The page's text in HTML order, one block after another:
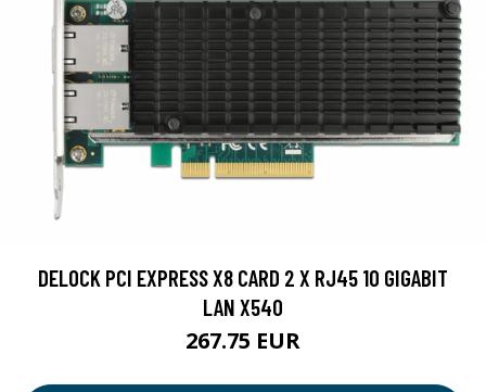
DELOCK PCI EXPRESS X8 CARD 2 X RJ45 10 GIGABIT
LAN X540
267.75 EUR